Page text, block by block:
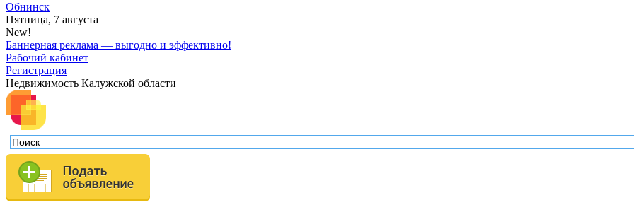
Обнинск
Пятница, 7 августа
New!
Баннерная реклама — выгодно и эффективно!
Рабочий кабинет
Регистрация
Недвижимость Калужской области